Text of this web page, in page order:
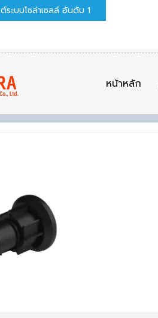
ระบบโซล่าเซลล์ อันดับ 1
หน้าหลัก